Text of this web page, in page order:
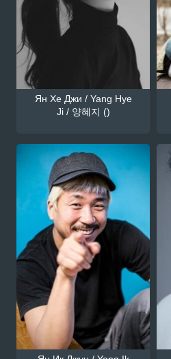
Ян Хе Джи / Yang Hye
Ji / 양혜지 ()